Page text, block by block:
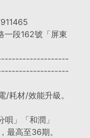
一段162號「屏東
/耗材/效能升級。
」「和潤」
最高至36期。